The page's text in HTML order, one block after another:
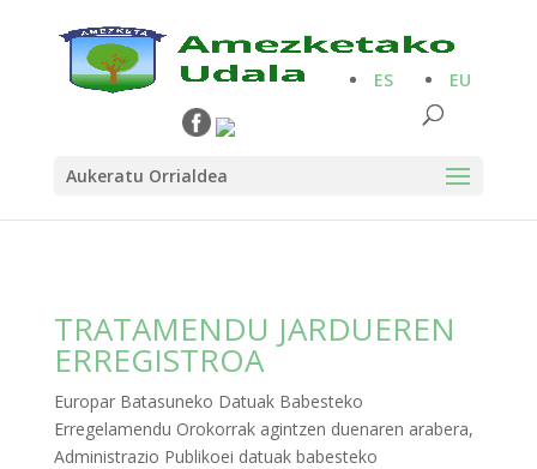
Aukeratu Orrialdea
ES EU
TRATAMENDU JARDUEREN
ERREGISTROA
Europar Batasuneko Datuak Babesteko
Erregelamendu Orokorrak agintzen duenaren arabera,
Administrazio Publikoei datuak babesteko